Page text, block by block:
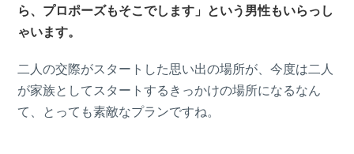
ら、プロポーズもそこでします」という男性もいらっし
ゃいます。
二人の交際がスタートした思い出の場所が、今度は二人
が家族としてスタートするきっかけの場所になるなん
て、とっても素敵なプランですね。